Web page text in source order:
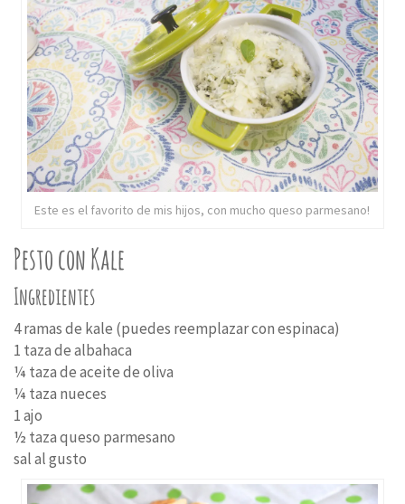
Este es el favorito de mis hijos, con mucho queso parmesano!
Pesto con Kale
Ingredientes
4 ramas de kale (puedes reemplazar con espinaca)
1 taza de albahaca
¼ taza de aceite de oliva
¼ taza nueces
1 ajo
½ taza queso parmesano
sal al gusto